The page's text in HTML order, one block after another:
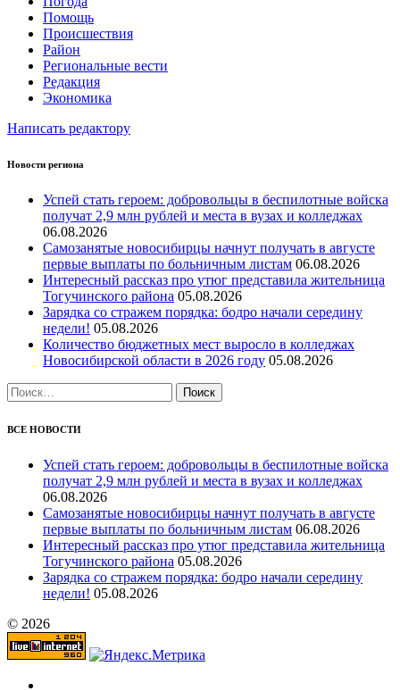
Помощь
Происшествия
Район
Региональные вести
Редакция
Экономика
Написать редактору
Новости региона
Успей стать героем: добровольцы в беспилотные войска
получат 2,9 млн рублей и места в вузах и колледжах
06.08.2026
Самозанятые новосибирцы начнут получать в августе
первые выплаты по больничным листам 06.08.2026
Интересный рассказ про утюг представила жительница
Тогучинского района 05.08.2026
Зарядка со стражем порядка: бодро начали середину
недели! 05.08.2026
Количество бюджетных мест выросло в колледжах
Новосибирской области в 2026 году 05.08.2026
Найти:
ВСЕ НОВОСТИ
Успей стать героем: добровольцы в беспилотные войска
получат 2,9 млн рублей и места в вузах и колледжах
06.08.2026
Самозанятые новосибирцы начнут получать в августе
первые выплаты по больничным листам 06.08.2026
Интересный рассказ про утюг представила жительница
Тогучинского района 05.08.2026
Зарядка со стражем порядка: бодро начали середину
недели! 05.08.2026
© 2026